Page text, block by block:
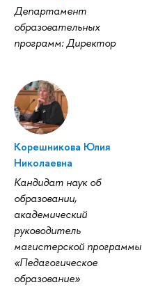
Департамент
образовательных
программ: Директор
Корешникова Юлия
Николаевна
Кандидат наук о
образовании,
академический
руководитель
магистерской программы
«Педагогическое
образование»